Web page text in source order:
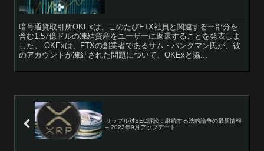
暗号通貨取引所OKExは、このたびFTX社員と関連する一部分を
含む1.57億ドルの凍結資産をユーザーに返還することを発表しま
した。 OKExは、FTXの創業者であるサム・バンクマン氏が、彼
のアカウントが凍結された問題について、OKExと協...
リップル対SEC訴訟：継続する法的論争の最新情報
– 2023年9月アップデート